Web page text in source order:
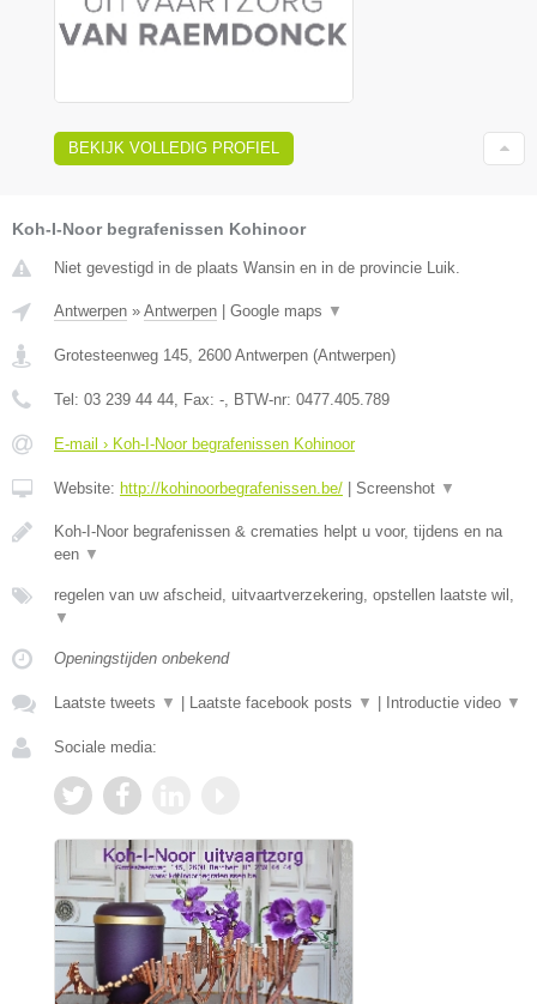
BEKIJK VOLLEDIG PROFIEL
Koh-I-Noor begrafenissen Kohinoor
Niet gevestigd in de plaats Wansin en in de provincie Luik.
Antwerpen » Antwerpen | Google maps ▼
Grotesteenweg 145 2600 Antwerpen (Antwerpen)
Tel: 03 239 44 44 , Fax: - , BTW-nr: 0477.405.789
E-mail › Koh-I-Noor begrafenissen Kohinoor
Website: http://kohinoorbegrafenissen.be/ | Screenshot ▼
Koh-I-Noor begrafenissen & crematies helpt u voor, tijdens en na
een ▼
regelen van uw afscheid, uitvaartverzekering, opstellen laatste wil,
▼
Openingstijden onbekend
Laatste tweets ▼ | Laatste facebook posts ▼ | Introductie video ▼
Sociale media: